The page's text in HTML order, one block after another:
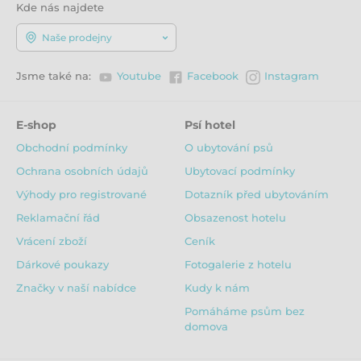
Kde nás najdete
Naše prodejny
Jsme také na: Youtube Facebook Instagram
E-shop
Obchodní podmínky
Ochrana osobních údajů
Výhody pro registrované
Reklamační řád
Vrácení zboží
Dárkové poukazy
Značky v naší nabídce
Psí hotel
O ubytování psů
Ubytovací podmínky
Dotazník před ubytováním
Obsazenost hotelu
Ceník
Fotogalerie z hotelu
Kudy k nám
Pomáháme psům bez
domova